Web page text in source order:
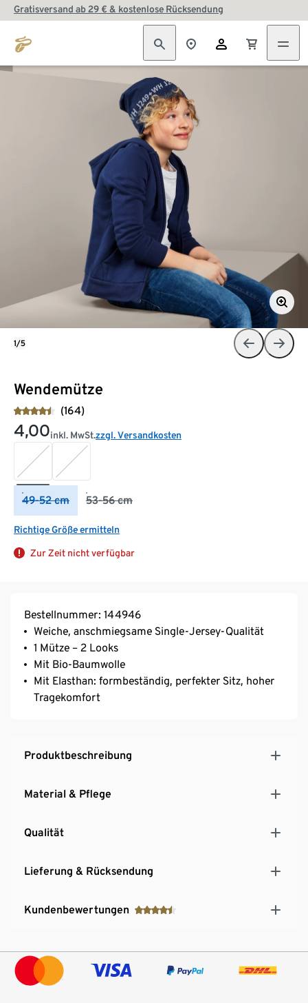
Gratisversand ab 29 € & kostenlose Rücksendung
Wendemütze
(164)
4,00inkl. MwSt.zzgl. Versandkosten
49-52 cm 53-56 cm
Richtige Größe ermitteln
Zur Zeit nicht verfügbar
1/5
Bestellnummer: 144946
Weiche, anschmiegsame Single-Jersey-Qualität
1 Mütze – 2 Looks
Mit Bio-Baumwolle
Mit Elasthan: formbeständig, perfekter Sitz, hoher
Tragekomfort
Produktbeschreibung
Material & Pflege
Qualität
Lieferung & Rücksendung
Kundenbewertungen